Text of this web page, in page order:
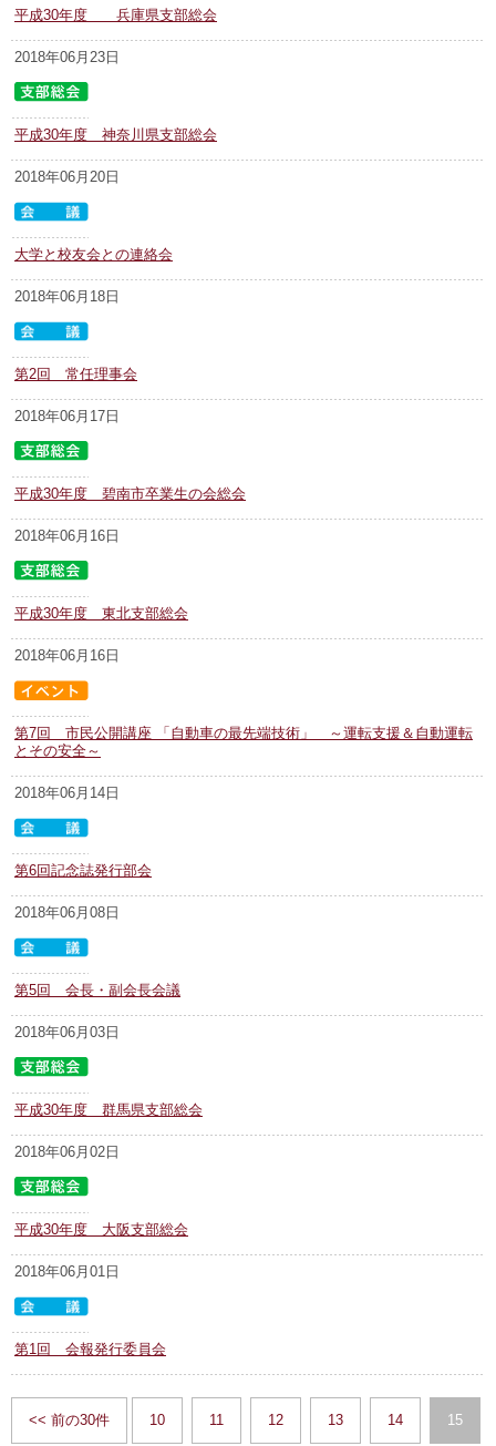
平成30年度 兵庫県支部総会
2018年06月23日
平成30年度 神奈川県支部総会
2018年06月20日
大学と校友会との連絡会
2018年06月18日
第2回 常任理事会
2018年06月17日
平成30年度 碧南市卒業生の会総会
2018年06月16日
平成30年度 東北支部総会
2018年06月16日
第7回 市民公開講座 「自動車の最先端技術」 ～運転支援＆自動運転
とその安全～
2018年06月14日
第6回記念誌発行部会
2018年06月08日
第5回 会長・副会長会議
2018年06月03日
平成30年度 群馬県支部総会
2018年06月02日
平成30年度 大阪支部総会
2018年06月01日
第1回 会報発行委員会
<< 前の30件 10 11 12 13 14 15